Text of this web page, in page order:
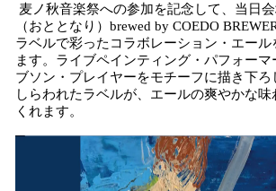
麦ノ秋音楽祭への参加を記念して、当日
（おととなり）brewed by COEDO
ラベルで彩ったコラボレーション・エール
ます。ライブペインティング・パフォー
ブソン・プレイヤーをモチーフに描き下ろ
しらわれたラベルが、エールの爽やかな味
くれます。